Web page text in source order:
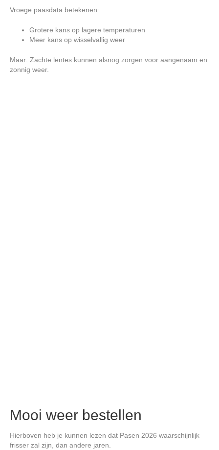
Vroege paasdata betekenen:
Grotere kans op lagere temperaturen
Meer kans op wisselvallig weer
Maar: Zachte lentes kunnen alsnog zorgen voor aangenaam en
zonnig weer.
Mooi weer bestellen
Hierboven heb je kunnen lezen dat Pasen 2026 waarschijnlijk
frisser zal zijn, dan andere jaren.